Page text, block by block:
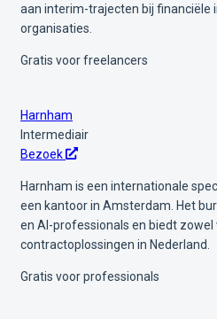
aan interim-trajecten bij financiële
organisaties.
Gratis voor freelancers
Harnham
Intermediair
Bezoek
Harnham is een internationale
een kantoor in Amsterdam. Het
en AI-professionals en biedt
contractoplossingen in Nederland.
Gratis voor professionals